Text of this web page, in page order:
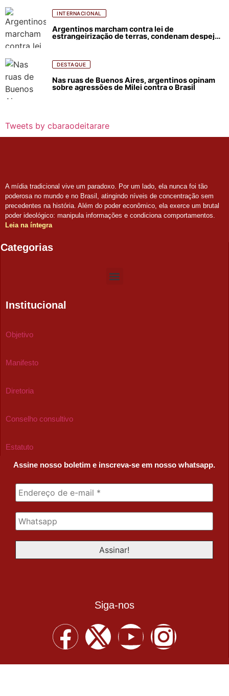
INTERNACIONAL
Argentinos marcham contra lei de
estrangeirização de terras, condenam despejos
DESTAQUE
Nas ruas de Buenos Aires, argentinos opinam
sobre agressões de Milei contra o Brasil
Tweets by cbaraodeitarare
A mídia tradicional vive um paradoxo. Por um lado, ela nunca foi tão
poderosa no mundo e no Brasil, atingindo níveis de concentração sem
precedentes na história. Além do poder econômico, ela exerce um brutal
poder ideológico: manipula informações e condiciona comportamentos.
Leia na íntegra
Categorias
Institucional
Objetivo
Manifesto
Diretoria
Conselho consultivo
Estatuto
Assine nosso boletim e inscreva-se em nosso whatsapp.
Siga-nos